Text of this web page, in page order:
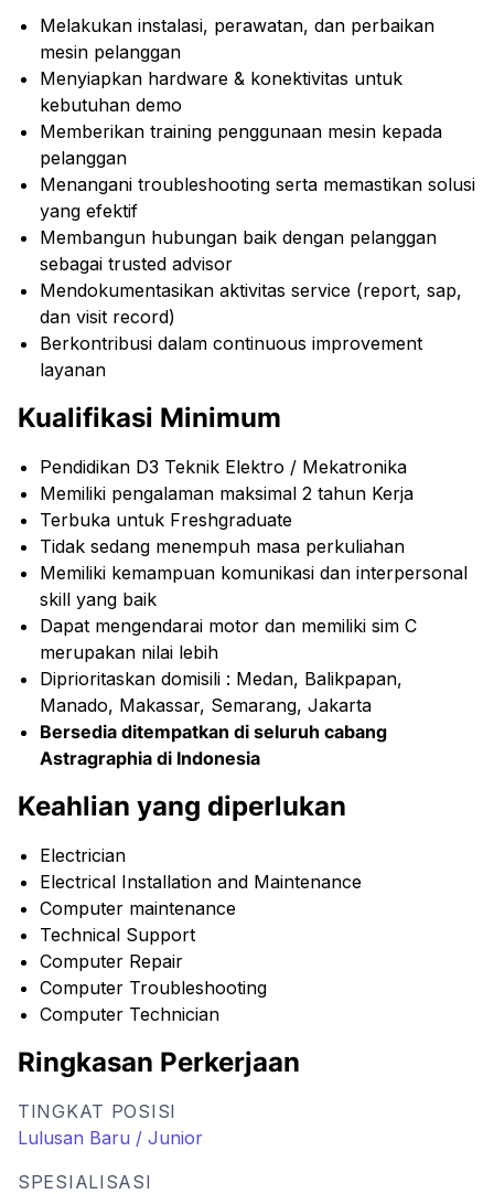
Melakukan instalasi, perawatan, dan perbaikan
mesin pelanggan
Menyiapkan hardware & konektivitas untuk
kebutuhan demo
Memberikan training penggunaan mesin kepada
pelanggan
Menangani troubleshooting serta memastikan solusi
yang efektif
Membangun hubungan baik dengan pelanggan
sebagai trusted advisor
Mendokumentasikan aktivitas service (report, sap,
dan visit record)
Berkontribusi dalam continuous improvement
layanan
Kualifikasi Minimum
Pendidikan D3 Teknik Elektro / Mekatronika
Memiliki pengalaman maksimal 2 tahun Kerja
Terbuka untuk Freshgraduate
Tidak sedang menempuh masa perkuliahan
Memiliki kemampuan komunikasi dan interpersonal
skill yang baik
Dapat mengendarai motor dan memiliki sim C
merupakan nilai lebih
Diprioritaskan domisili : Medan, Balikpapan,
Manado, Makassar, Semarang, Jakarta
Bersedia ditempatkan di seluruh cabang
Astragraphia di Indonesia
Keahlian yang diperlukan
Electrician
Electrical Installation and Maintenance
Computer maintenance
Technical Support
Computer Repair
Computer Troubleshooting
Computer Technician
Ringkasan Perkerjaan
TINGKAT POSISI
Lulusan Baru / Junior
SPESIALISASI